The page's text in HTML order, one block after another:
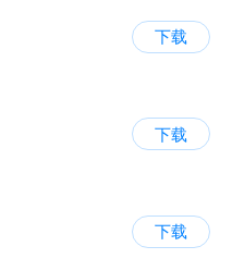
下载
下载
下载